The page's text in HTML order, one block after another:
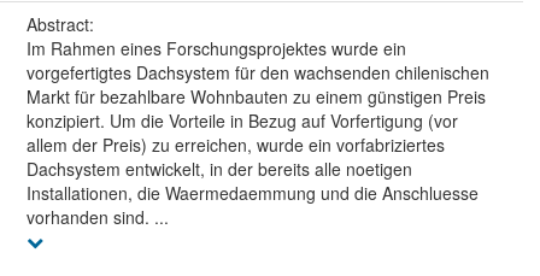
Abstract:
Im Rahmen eines Forschungsprojektes wurde ein
vorgefertigtes Dachsystem für den wachsenden chilenischen
Markt für bezahlbare Wohnbauten zu einem günstigen Preis
konzipiert. Um die Vorteile in Bezug auf Vorfertigung (vor
allem der Preis) zu erreichen, wurde ein vorfabriziertes
Dachsystem entwickelt, in der bereits alle noetigen
Installationen, die Waermedaemmung und die Anschluesse
vorhanden sind. ...